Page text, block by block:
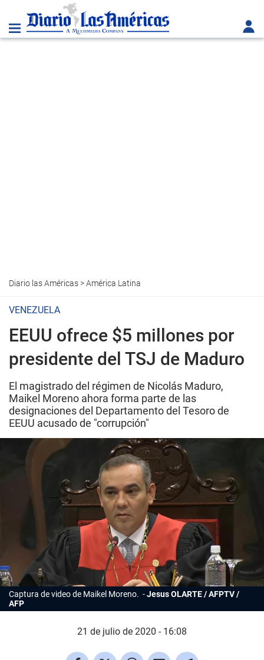
Diario las Américas>América Latina
VENEZUELA
EEUU ofrece $5 millones por
presidente del TSJ de Maduro
El magistrado del régimen de Nicolás Maduro,
Maikel Moreno ahora forma parte de las
designaciones del Departamento del Tesoro de
EEUU acusado de "corrupción"
Captura de video de Maikel Moreno.
Jesus OLARTE / AFPTV /
AFP
21 de julio de 2020 - 16:08